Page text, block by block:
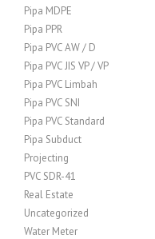
Pipa MDPE
Pipa PPR
Pipa PVC AW / D
Pipa PVC JIS VP / VP
Pipa PVC Limbah
Pipa PVC SNI
Pipa PVC Standard
Pipa Subduct
Projecting
PVC SDR-41
Real Estate
Uncategorized
Water Meter